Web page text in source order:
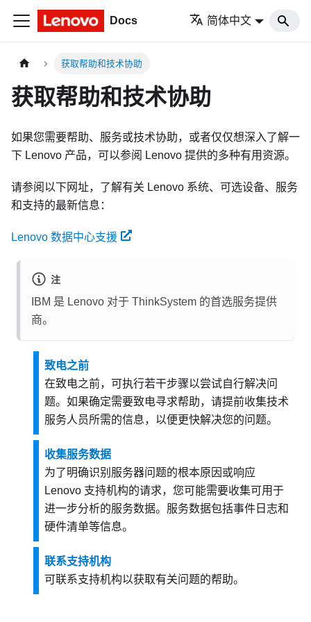
Docs 简体中文
获取帮助和技术协助
获取帮助和技术协助
如果您需要帮助、服务或技术协助，或者仅仅想深入了解一
下 Lenovo 产品，可以参阅 Lenovo 提供的多种有用资源。
请参阅以下网址，了解有关 Lenovo 系统、可选设备、服务
和支持的最新信息：
Lenovo 数据中心支援
注
IBM 是 Lenovo 对于 ThinkSystem 的首选服务提供
商。
致电之前
在致电之前，可执行若干步骤以尝试自行解决问
题。如果确定需要致电寻求帮助，请提前收集技术
服务人员所需的信息，以便更快解决您的问题。
收集服务数据
为了明确识别服务器问题的根本原因或响应
Lenovo 支持机构的请求，您可能需要收集可用于
进一步分析的服务数据。服务数据包括事件日志和
硬件清单等信息。
联系支持机构
可联系支持机构以获取有关问题的帮助。